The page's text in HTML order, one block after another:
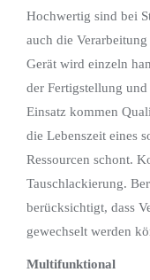
Hochwertig sind bei
auch die
Gerät wird einzeln
der Fertigstellung
Einsatz kommen
die Lebenszeit eines
Ressourcen schont.
Tauschlackierung.
berücksichtigt, dass
gewechselt werden
Multifunktional